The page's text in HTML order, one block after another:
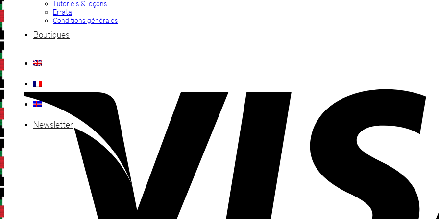
Tutoriels & leçons
Errata
Conditions générales
Boutiques
Newsletter